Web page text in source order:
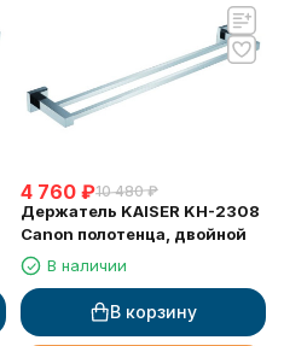
4 760 ₽10 480 ₽
Держатель KAISER KH-2308
Canon полотенца, двойной
В наличии
В корзину